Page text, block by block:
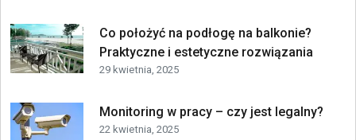
Co położyć na podłogę na balkonie?
Praktyczne i estetyczne rozwiązania
29 kwietnia, 2025
Monitoring w pracy – czy jest legalny?
22 kwietnia, 2025